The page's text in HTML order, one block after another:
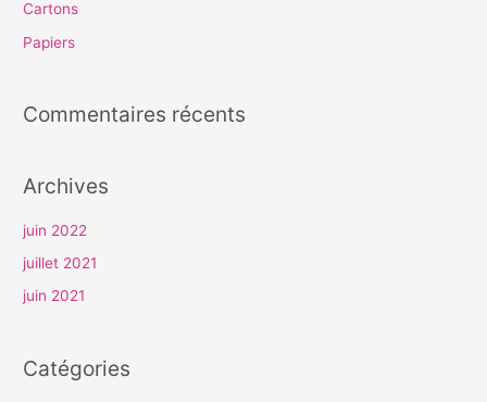
r
:
Cartons
Papiers
Commentaires récents
Archives
juin 2022
juillet 2021
juin 2021
Catégories